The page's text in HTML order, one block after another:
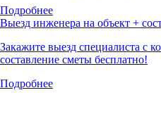
Подробнее
Выезд инженера на объект +
Закажите выезд специалиста с
составление сметы бесплатно!
Подробнее